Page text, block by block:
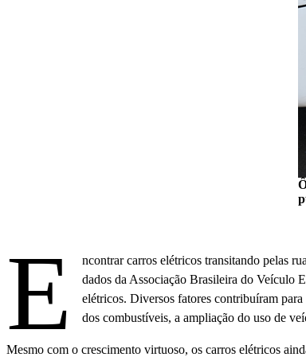
E
ncontrar carros elétricos transitando pelas
dados da Associação Brasileira do Veículo
elétricos. Diversos fatores contribuíram
dos combustíveis, a ampliação do uso de
Mesmo com o crescimento virtuoso, os carros elétricos